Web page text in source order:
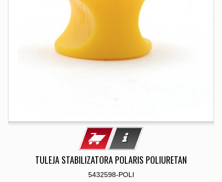
TULEJA STABILIZATORA POLARIS POLIURETAN
5432598-POLI